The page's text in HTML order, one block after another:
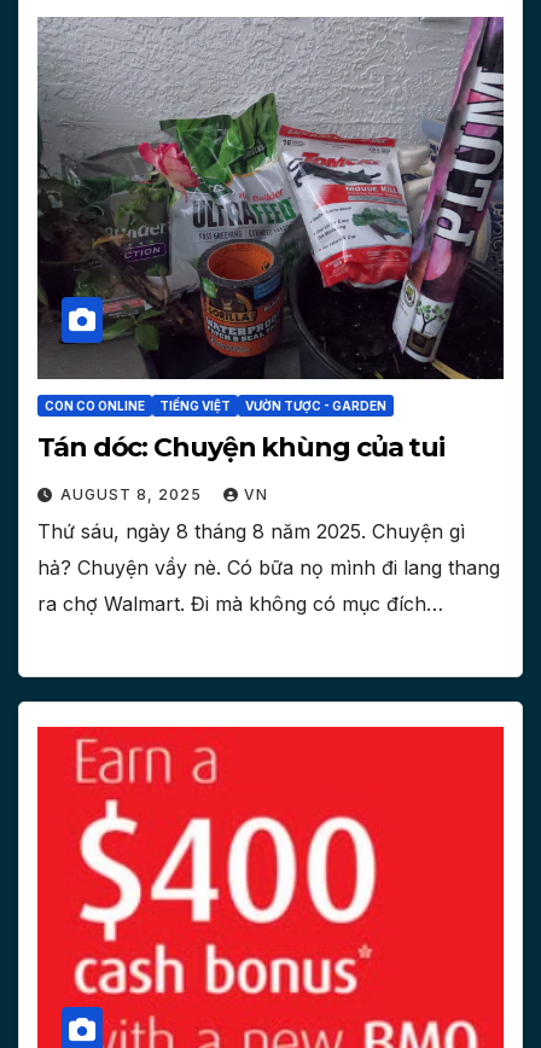
CON CO ONLINE TIẾNG VIỆT VƯỜN TƯỢC - GARDEN
Tán dóc: Chuyện khùng của tui
AUGUST 8, 2025 VN
Thứ sáu, ngày 8 tháng 8 năm 2025. Chuyện gì
hả? Chuyện vầy nè. Có bữa nọ mình đi lang thang
ra chợ Walmart. Đi mà không có mục đích…